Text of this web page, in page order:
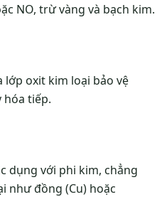
NO, trừ vàng và bạch kim.
lớp oxit kim loại bảo vệ
hóa tiếp.
dụng với phi kim, chẳng
như đồng (Cu) hoặc